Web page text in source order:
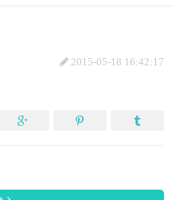
2015-05-18 16:42:17